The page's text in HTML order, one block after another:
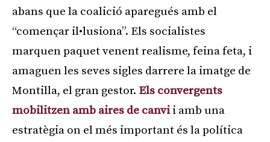
abans que la coalició aparegués amb el
“començar il•lusiona”. Els socialistes
marquen paquet venent realisme, feina feta, i
amaguen les seves sigles darrere la imatge de
Montilla, el gran gestor. Els convergents
mobilitzen amb aires de canvii amb una
estratègia on el més important és la política